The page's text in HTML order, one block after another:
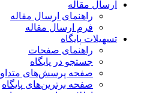
ارسال مقاله
راهنمای ارسال مقاله
فرم ارسال مقاله
تسهیلات پایگاه
راهنمای صفحات
جستجو در پایگاه
صفحه پرسش‌های متداول
صفحه برترین‌های پایگاه